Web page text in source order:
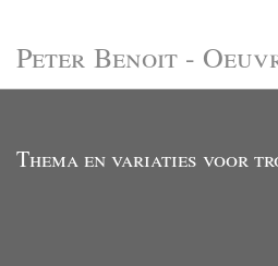
Peter Benoit -
Thema en variaties voor